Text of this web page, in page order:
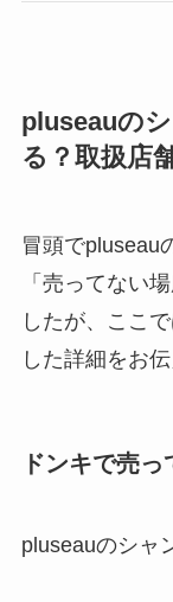
pluseauの
る？取扱店
冒頭でpluseau
「売ってない
したが、ここ
した詳細をお
ドンキで売っ
pluseauのシャ